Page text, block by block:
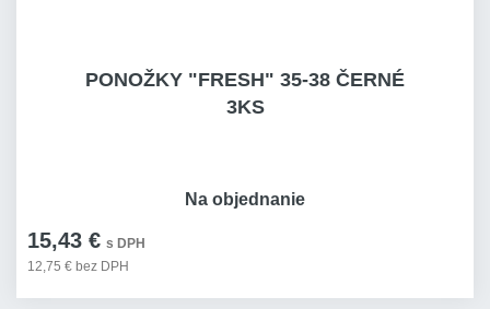
PONOŽKY "FRESH" 35-38 ČERNÉ
3KS
15,43 € s DPH
12,75 € bez DPH
Na objednanie